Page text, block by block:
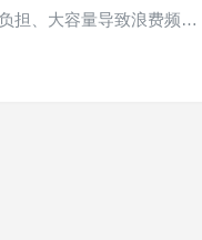
担、大容量导致浪费频…